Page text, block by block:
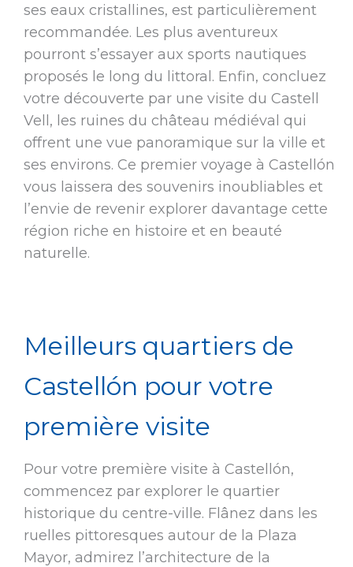
ses eaux cristallines, est particulièrement
recommandée. Les plus aventureux
pourront s’essayer aux sports nautiques
proposés le long du littoral. Enfin, concluez
votre découverte par une visite du Castell
Vell, les ruines du château médiéval qui
offrent une vue panoramique sur la ville et
ses environs. Ce premier voyage à Castellón
vous laissera des souvenirs inoubliables et
l’envie de revenir explorer davantage cette
région riche en histoire et en beauté
naturelle.
Meilleurs quartiers de
Castellón pour votre
première visite
Pour votre première visite à Castellón,
commencez par explorer le quartier
historique du centre-ville. Flânez dans les
ruelles pittoresques autour de la Plaza
Mayor, admirez l’architecture de la